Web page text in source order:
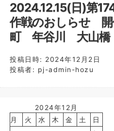
2024.12.15(日)第
作戦のおしらせ 開
町 年谷川 大山橋
投稿日時: 2024年12月2日
投稿者: pj-admin-hozu
2024年12月
月
火 水 木 金 土
日